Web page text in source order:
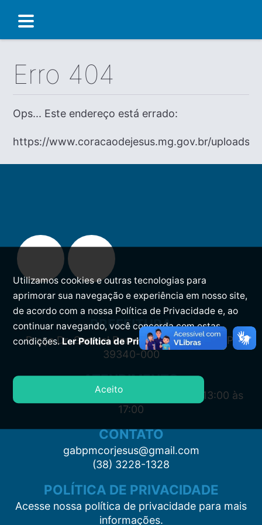
Erro 404
Ops... Este endereço está errado:
https://www.coracaodejesus.mg.gov.br/uploads/
PREFEITURA
Praça Dr. Samuel Barreto, s/n, Centro CEP:
39340-000
ATENDIMENTO
Segunda à Sexta: 7:00 às 11:00 e das 13:00 às
17:00
CONTATO
gabpmcorjesus@gmail.com
(38) 3228-1328
POLÍTICA DE PRIVACIDADE
Acesse nossa política de privacidade para mais
informações.
Utilizamos cookies e outras tecnologias para
aprimorar sua navegação e experiência em nosso site,
de acordo com a nossa Política de Privacidade e, ao
continuar navegando, você concorda com estas
condições.Ler Política de Privacidade.
Aceito